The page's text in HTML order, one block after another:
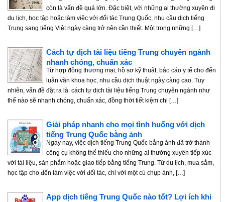
còn là vấn đề quá lớn. Đặc biệt, với những ai thường xuyên đi
du lịch, học tập hoặc làm việc với đối tác Trung Quốc, nhu cầu dịch tiếng
Trung sang tiếng Việt ngày càng trở nên cần thiết. Một trong những […]
Cách tự dịch tài liệu tiếng Trung chuyên ngành
nhanh chóng, chuẩn xác
Từ hợp đồng thương mại, hồ sơ kỹ thuật, báo cáo y tế cho đến
luận văn khoa học, nhu cầu dịch thuật ngày càng cao. Tuy
nhiên, vấn đề đặt ra là: cách tự dịch tài liệu tiếng Trung chuyên ngành như
thế nào sẽ nhanh chóng, chuẩn xác, đồng thời tiết kiệm chi […]
Giải pháp nhanh cho mọi tình huống với dịch
tiếng Trung Quốc bằng ảnh
Ngày nay, việc dịch tiếng Trung Quốc bằng ảnh đã trở thành
công cụ không thể thiếu cho những ai thường xuyên tiếp xúc
với tài liệu, sản phẩm hoặc giao tiếp bằng tiếng Trung. Từ du lịch, mua sắm,
học tập cho đến làm việc với đối tác, chỉ với một cú chụp ảnh, […]
App dịch tiếng Trung Quốc nào tốt? Lợi ích khi